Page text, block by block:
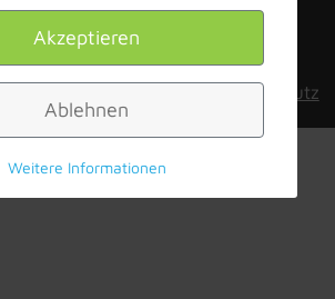
Datenschutz
Akzeptieren
Ablehnen
Weitere Informationen